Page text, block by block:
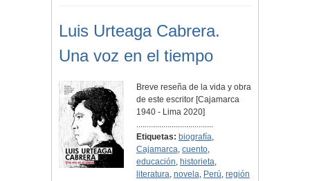
Luis Urteaga Cabrera.
Una voz en el tiempo
Breve reseña de la vida y obra
de este escritor [Cajamarca
1940 - Lima 2020]
.....................................
Etiquetas: biografía,
Cajamarca, cuento,
educación, historieta,
literatura, novela, Perú, región